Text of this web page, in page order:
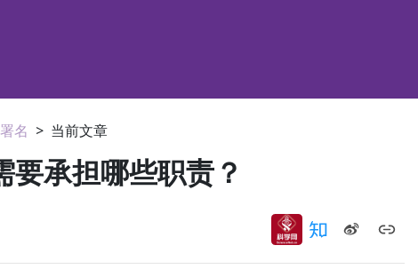
名 > 当前文章
要承担哪些职责？